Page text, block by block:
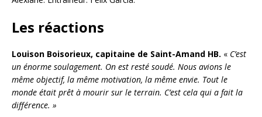
Les réactions
Louison Boisorieux, capitaine de Saint-Amand HB. « C’est
un énorme soulagement. On est resté soudé. Nous avions le
même objectif, la même motivation, la même envie. Tout le
monde était prêt à mourir sur le terrain. C’est cela qui a fait la
différence. »